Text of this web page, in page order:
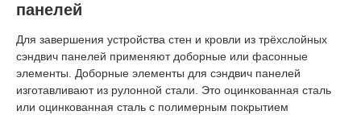
панелей
Для завершения устройства стен и кровли из трёхслойных
сэндвич панелей применяют доборные или фасонные
элементы. Доборные элементы для сэндвич панелей
изготавливают из рулонной стали. Это оцинкованная сталь
или оцинкованная сталь с полимерным покрытием